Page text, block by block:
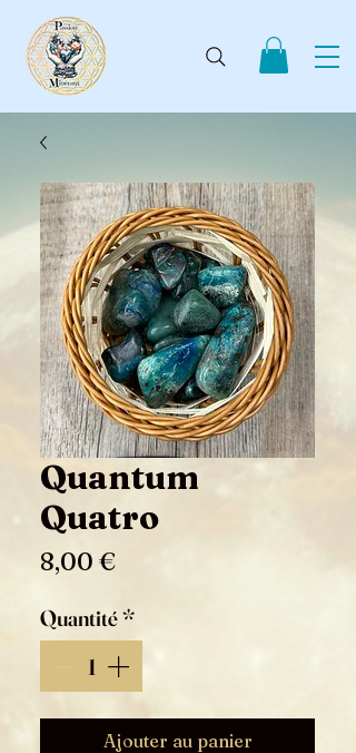
Quantum
Quatro
8,00 €Prix
Quantité*
Ajouter au panier